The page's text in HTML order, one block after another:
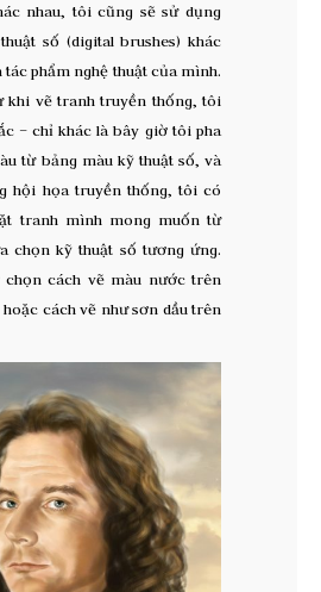
nhau, tôi cũng sẽ sử dụng
số (digital brushes) khác
tác phẩm nghệ thuật của mình.
khi vẽ tranh truyền thống, tôi
– chỉ khác là bây giờ tôi pha
từ bảng màu kỹ thuật số, và
hội họa truyền thống, tôi có
tranh mình mong muốn từ
chọn kỹ thuật số tương ứng.
chọn cách vẽ màu nước trên
cách vẽ như sơn dầu trên